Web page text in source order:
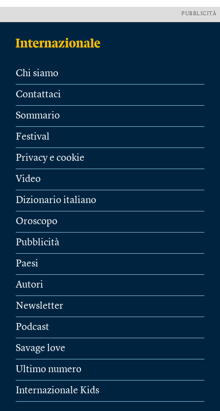
PUBBLICITÀ
Chi siamo
Contattaci
Sommario
Festival
Privacy e cookie
Video
Dizionario italiano
Oroscopo
Pubblicità
Paesi
Autori
Newsletter
Podcast
Savage love
Ultimo numero
Internazionale Kids